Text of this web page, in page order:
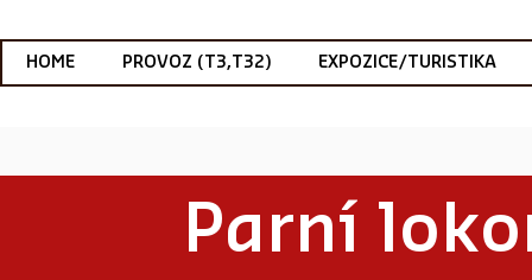
HOME PROVOZ (T3,T32) EXPOZICE/TURISTIKA
Parní